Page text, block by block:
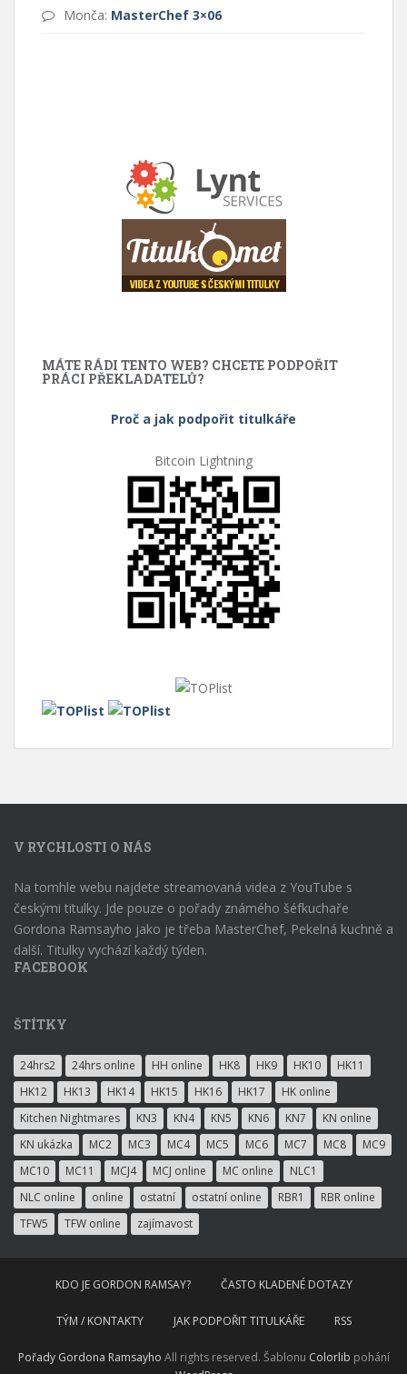
Monča: MasterChef 3×06
MÁTE RÁDI TENTO WEB? CHCETE PODPOŘIT
PRÁCI PŘEKLADATELŮ?
Proč a jak podpořit titulkáře
Bitcoin Lightning
V RYCHLOSTI O NÁS
Na tomhle webu najdete streamovaná videa z YouTube s
českými titulky. Jde pouze o pořady známého šéfkuchaře
Gordona Ramsayho jako je třeba MasterChef, Pekelná kuchně a
další. Titulky vychází každý týden.
FACEBOOK
ŠTÍTKY
24hrs2 24hrs online HH online HK8 HK9 HK10
HK11
HK12
HK13 HK14 HK15 HK16 HK17
HK online
Kitchen Nightmares
KN3 KN4 KN5 KN6 KN7
KN online
KN ukázka
MC2 MC3 MC4 MC5 MC6 MC7 MC8
MC9
MC10
MC11 MCJ4 MCJ online MC online
NLC1
NLC online
online ostatní ostatní online RBR1
RBR online
TFW5
TFW online zajímavost
KDO JE GORDON RAMSAY? ČASTO KLADENÉ DOTAZY
TÝM / KONTAKTY JAK PODPOŘIT TITULKÁŘE RSS
Pořady Gordona Ramsayho All rights reserved. Šablonu Colorlib pohání